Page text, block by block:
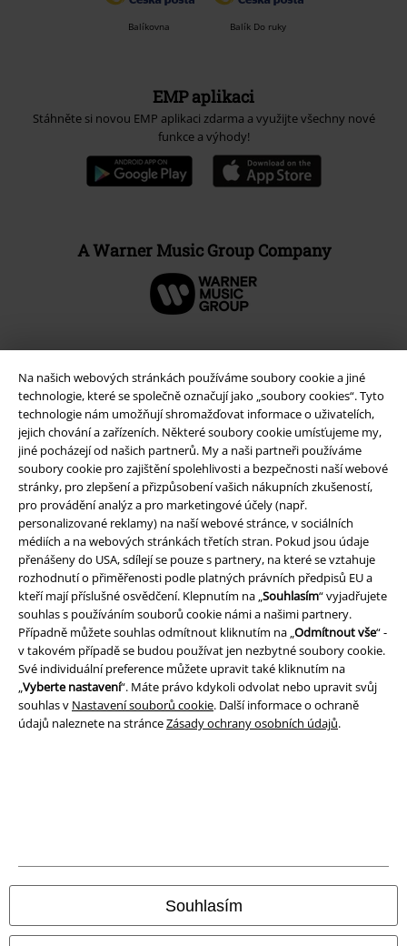
Na našich webových stránkách používáme soubory cookie a jiné
technologie, které se společně označují jako „soubory cookies“. Tyto
technologie nám umožňují shromažďovat informace o uživatelích,
jejich chování a zařízeních. Některé soubory cookie umísťujeme my,
jiné pocházejí od našich partnerů. My a naši partneři používáme
soubory cookie pro zajištění spolehlivosti a bezpečnosti naší webové
stránky, pro zlepšení a přizpůsobení vašich nákupních zkušeností,
pro provádění analýz a pro marketingové účely (např.
personalizované reklamy) na naší webové stránce, v sociálních
médiích a na webových stránkách třetích stran. Pokud jsou údaje
přenášeny do USA, sdílejí se pouze s partnery, na které se vztahuje
rozhodnutí o přiměřenosti podle platných právních předpisů EU a
kteří mají příslušné osvědčení. Klepnutím na „Souhlasím“ vyjadřujete
souhlas s používáním souborů cookie námi a našimi partnery.
Případně můžete souhlas odmítnout kliknutím na „Odmítnout vše“ -
v takovém případě se budou používat jen nezbytné soubory cookie.
Své individuální preference můžete upravit také kliknutím na
„Vyberte nastavení“. Máte právo kdykoli odvolat nebo upravit svůj
souhlas v Nastavení souborů cookie. Další informace o ochraně
údajů naleznete na stránceZásady ochrany osobních údajů.
Souhlasím
Balíkovna Balík Do ruky
EMP aplikaci
Stáhněte si novou EMP aplikaci zdarma a využijte všechny nové
funkce a výhody!
A Warner Music Group Company
Právní informace
Podmínky
Prohlášení
Ochrana osobních údajů
Likvidace odpadu a ochrana životního prostředí
Prohlášení o shodě